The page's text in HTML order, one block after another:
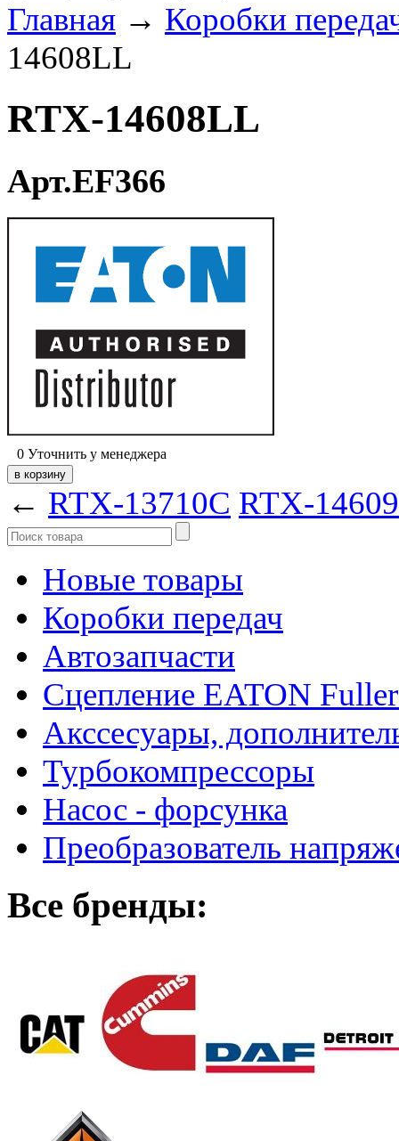
Главная → Коробки
14608LL
RTX-14608LL
Арт.EF366
0 Уточнить у менеджера
← RTX-13710C RTX-
Новые товары
Коробки передач
Автозапчасти
Сцепление EATON
Акссесуары,
Турбокомпрессоры
Насос - форсунка
Преобразователь
Все бренды: